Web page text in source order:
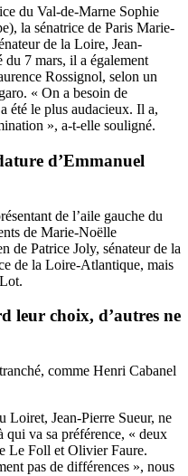
du Val-de-Marne Sophie
la sénatrice de Paris Marie-
de la Loire, Jean-
du 7 mars, il a également
Rossignol, selon un
. « On a besoin de
été le plus audacieux. Il a,
», a-t-elle souligné.
d’Emmanuel
de l’aile gauche du
de Marie-Noëlle
de Patrice Joly, sénateur de la
de la Loire-Atlantique, mais
leur choix, d’autres ne
comme Henri Cabanel
Loiret, Jean-Pierre Sueur, ne
qui va sa préférence, « deux
Le Foll et Olivier Faure.
pas de différences », nous